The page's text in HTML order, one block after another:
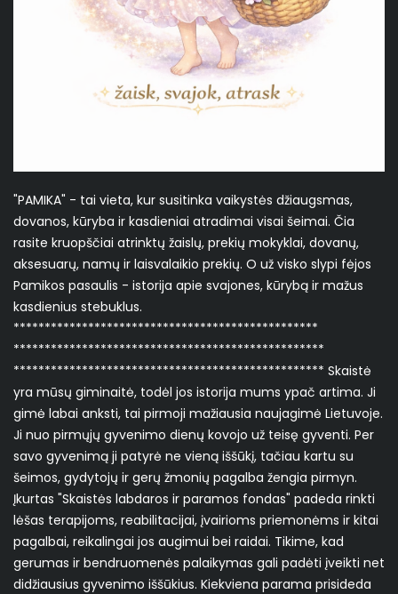
"PAMIKA" - tai vieta, kur susitinka vaikystės džiaugsmas,
dovanos, kūryba ir kasdieniai atradimai visai šeimai. Čia
rasite kruopščiai atrinktų žaislų, prekių mokyklai, dovanų,
aksesuarų, namų ir laisvalaikio prekių. O už visko slypi fėjos
Pamikos pasaulis - istorija apie svajones, kūrybą ir mažus
kasdienius stebuklus.
*************************************************
**************************************************
************************************************** Skaistė
yra mūsų giminaitė, todėl jos istorija mums ypač artima. Ji
gimė labai anksti, tai pirmoji mažiausia naujagimė Lietuvoje.
Ji nuo pirmųjų gyvenimo dienų kovojo už teisę gyventi. Per
savo gyvenimą ji patyrė ne vieną iššūkį, tačiau kartu su
šeimos, gydytojų ir gerų žmonių pagalba žengia pirmyn.
Įkurtas "Skaistės labdaros ir paramos fondas" padeda rinkti
lėšas terapijoms, reabilitacijai, įvairioms priemonėms ir kitai
pagalbai, reikalingai jos augimui bei raidai. Tikime, kad
gerumas ir bendruomenės palaikymas gali padėti įveikti net
didžiausius gyvenimo iššūkius. Kiekviena parama prisideda